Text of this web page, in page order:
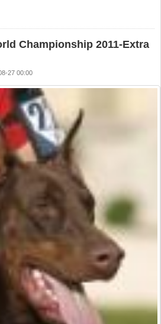
Čempionatas IDC 2011,Vengrija Extra
Championship 2011-Extra
27 00:00